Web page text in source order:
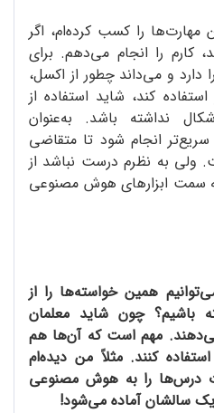
را کسب کرده‌ام، اگر
کارم را انجام می‌دهم. برای
و می‌داند چطور از اکسل،
کند، شاید استفاده از
نداشته باشد. به‌عنوان
انجام شود تا متقاضی
ولی به نظرم درست نباشد از
سمت ابزارهای هوش مصنوعی
همین خواسته‌ها را از
باشیم؟ چون شاید معلمان
مهم است که آن‌ها هم
کنند. مثلاً من دیده‌ام
درس‌ها را به هوش مصنوعی
سالشان آماده می‌شود!